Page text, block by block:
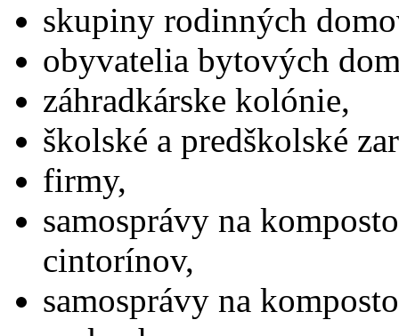
skupiny rodinných
obyvatelia bytových
záhradkárske kolónie,
školské a predškolské
firmy,
samosprávy na
cintorínov,
samosprávy na